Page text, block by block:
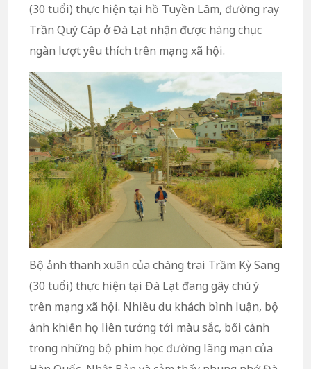
(30 tuổi) thực hiện tại hồ Tuyền Lâm, đường ray
Trần Quý Cáp ở Đà Lạt nhận được hàng chục
ngàn lượt yêu thích trên mạng xã hội.
Bộ ảnh thanh xuân của chàng trai Trầm Kỳ Sang
(30 tuổi) thực hiện tại Đà Lạt đang gây chú ý
trên mạng xã hội. Nhiều du khách bình luận, bộ
ảnh khiến họ liên tưởng tới màu sắc, bối cảnh
trong những bộ phim học đường lãng mạn của